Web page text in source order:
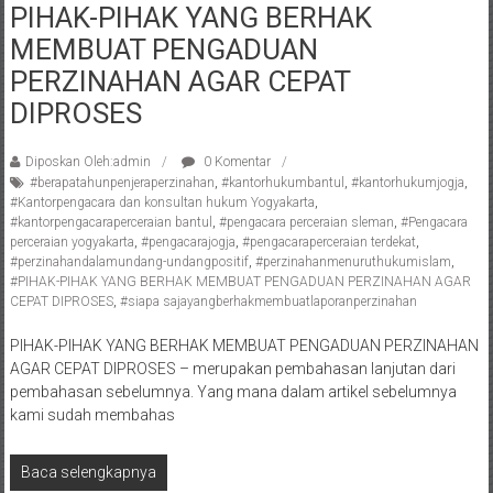
Pengacara
Perceraian/
Advokat
/
Konsultan
Hukum
/
Konsultan
Hukum
Pajak/
Mediator/
Mediasi/
Yogyakarta/Bantul/Sleman/Gunung
Kidul/Wonosari/Wates/Kulonprogo/
Yogyakarta/Jogja/
kalten/Solo/
Sukoharjo/
PIHAK-PIHAK YANG BERHAK
MEMBUAT PENGADUAN
PERZINAHAN AGAR CEPAT
DIPROSES
Diposkan Oleh:admin
0 Komentar
#berapatahunpenjeraperzinahan, #kantorhukumbantul , #kantorhukumjogja,
#Kantorpengacara dan konsultan hukum Yogyakarta,
#kantorpengacaraperceraian bantul , #pengacara perceraian sleman, #Pengacara
perceraian yogyakarta, #pengacarajogja, #pengacaraperceraian terdekat,
#perzinahandalamundang-undangpositif, #perzinahanmenuruthukumislam,
#PIHAK-PIHAK YANG BERHAK MEMBUAT PENGADUAN PERZINAHAN AGAR
CEPAT DIPROSES, #siapa sajayangberhakmembuatlaporanperzinahan
PIHAK-PIHAK YANG BERHAK MEMBUAT PENGADUAN PERZINAHAN
AGAR CEPAT DIPROSES – merupakan pembahasan lanjutan dari
pembahasan sebelumnya. Yang mana dalam artikel sebelumnya
kami sudah membahas
Baca selengkapnya